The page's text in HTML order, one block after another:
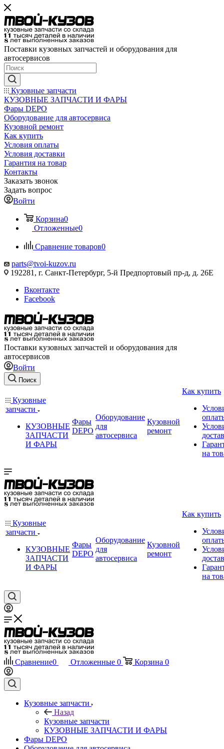
Поставки кузовных запчастей и оборудования для
автосервисов
Кузовные запчасти
КУЗОВНЫЕ ЗАПЧАСТИ И ФАРЫ
Фары DEPO
Оборудование для автосервиса
Кузовной ремонт
Как купить
Условия оплаты
Условия доставки
Гарантия на товар
Контакты
Заказать звонок
Задать вопрос
Войти
Корзина0
Отложенные0
Сравнение товаров0
parts@tvoi-kuzov.ru
192281, г. Санкт-Петербург, 5-й Предпортовый пр-д, д. 26Е
Вконтакте
Facebook
Поставки кузовных запчастей и оборудования для
автосервисов
Войти
Поиск
Кузовные
запчасти
КУЗОВНЫЕ
ЗАПЧАСТИ
И ФАРЫ
Фары
DEPO
Оборудование
для
автосервиса
Кузовной
ремонт
Как купить
на
Кузовные
запчасти
КУЗОВНЫЕ
ЗАПЧАСТИ
И ФАРЫ
Фары
DEPO
Оборудование
для
автосервиса
Кузовной
ремонт
Как купить
на
Сравнение0 Отложенные 0 Корзина 0
Кузовные запчасти
Назад
Кузовные запчасти
КУЗОВНЫЕ ЗАПЧАСТИ И ФАРЫ
Фары DEPO